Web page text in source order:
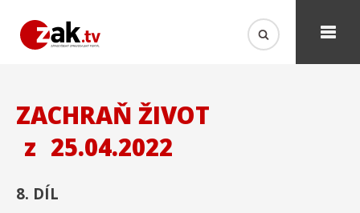
ZACHRAŇ ŽIVOT
z 25.04.2022
8. DÍL